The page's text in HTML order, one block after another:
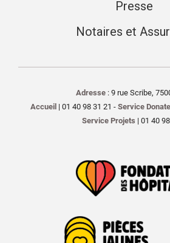
Presse
Notaires et
Adresse : 9 rue Scribe,
Accueil | 01 40 98 31 21 - Service
Service Projets | 01 40